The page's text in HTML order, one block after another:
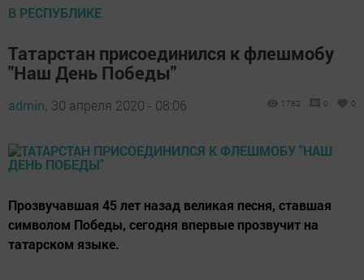
В РЕСПУБЛИКЕ
Татарстан присоединился к флешмобу
"Наш День Победы"
admin, 30 апреля 2020 - 08:06 1762 0 0
Прозвучавшая 45 лет назад великая песня, ставшая
символом Победы, сегодня впервые прозвучит на
татарском языке.